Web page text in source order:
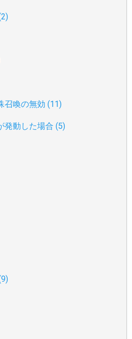
召喚の無効 (11)
発動した場合 (5)